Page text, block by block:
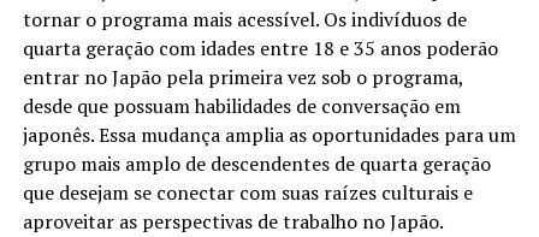
tornar o programa mais acessível. Os indivíduos de
quarta geração com idades entre 18 e 35 anos poderão
entrar no Japão pela primeira vez sob o programa,
desde que possuam habilidades de conversação em
japonês. Essa mudança amplia as oportunidades para um
grupo mais amplo de descendentes de quarta geração
que desejam se conectar com suas raízes culturais e
aproveitar as perspectivas de trabalho no Japão.